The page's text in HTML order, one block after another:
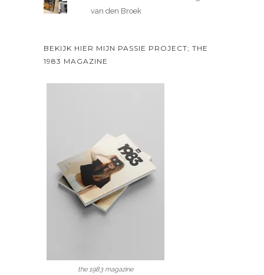
van den Broek
BEKIJK HIER MIJN PASSIE PROJECT; THE
1983 MAGAZINE
the 1983 magazine